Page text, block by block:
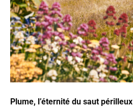
Plume, l’éternité du saut périlleux